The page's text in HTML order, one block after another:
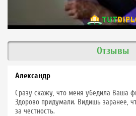
Отзывы
Александр
Сразу скажу, что меня убедила Ваша
Здорово придумали. Видишь заранее,
за честность.